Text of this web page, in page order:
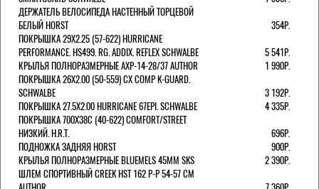
ДЕРЖАТЕЛЬ ВЕЛОCИПЕДА НАСТЕННЫЙ ТОРЦЕВОЙ
БЕЛЫЙ HORST
354Р.
ПОКРЫШКА 29X2.25 (57-622) HURRICANE
PERFORMANCE. HS499. RG. ADDIX. REFLEX SCHWALBE
5 541Р.
КРЫЛЬЯ ПОЛНОРАЗМЕРНЫЕ AXP-14-28/37 AUTHOR
1 990Р.
ПОКРЫШКА 26X2.00 (50-559) CX COMP K-GUARD.
SCHWALBE
3 192Р.
ПОКРЫШКА 27.5X2.00 HURRICANE 67EPI. SCHWALBE
4 335Р.
ПОКРЫШКА 700X38С (40-622) COMFORT/STREET
НИЗКИЙ. H.R.T.
696Р.
ПОДНОЖКА ЗАДНЯЯ HORST
900Р.
КРЫЛЬЯ ПОЛНОРАЗМЕРНЫЕ BLUEMELS 45MM SKS
2 390Р.
ШЛЕМ СПОРТИВНЫЙ CREEK HST 162 Р-Р 54-57 СМ